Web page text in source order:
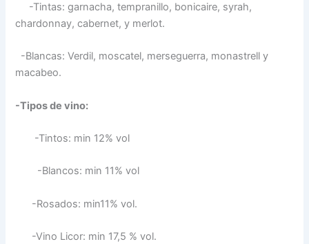
-Tintas: garnacha, tempranillo, bonicaire, syrah,
chardonnay, cabernet, y merlot.
-Blancas: Verdil, moscatel, merseguerra, monastrell y
macabeo.
-Tipos de vino:
-Tintos: min 12% vol
-Blancos: min 11% vol
-Rosados: min11% vol.
-Vino Licor: min 17,5 % vol.